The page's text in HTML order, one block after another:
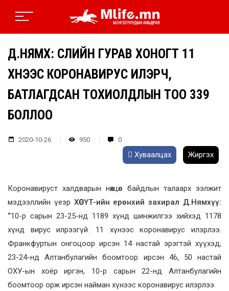
Д.НЯМХҮҮ: СҮҮЛИЙН ГУРАВ ХОНОГТ 11
ХҮНЭЭС КОРОНАВИРУС ИЛЭРЧ,
БАТЛАГДСАН ТОХИОЛДЛЫН ТОО 339
БОЛЛОО
2020-10-26 950 0
Хуваалцах Жиргэх
Коронавируст халдварын нөхцөл байдлын талаарх ээлжит
мэдээллийн үеэр ХӨСҮТ-ийн ерөнхий захирал Д.Нямхүү:
“10-р сарын 23-25-нд 1189 хүнд шинжилгээ хийхэд 1178
хүнд вирус илрээгүй. 11 хүнээс коронавирус илэрлээ.
Франкфуртын онгоцоор ирсэн 14 настай эрэгтэй хүүхэд,
23-24-нд Алтанбулагийн боомтоор ирсэн 46, 50 настай
ОХУ-ын хоёр иргэн, 10-р сарын 22-нд Алтанбулагийн
боомтоор орж ирсэн найман хүнээс коронавирус илэрлээ.